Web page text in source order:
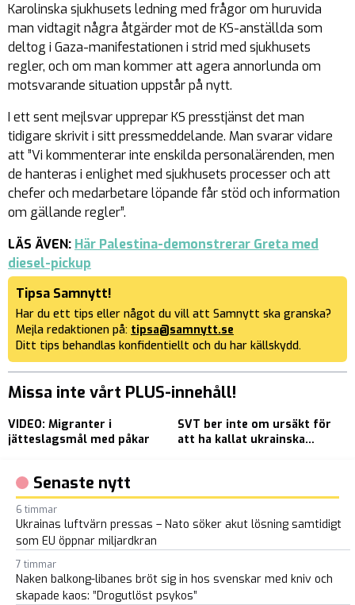
Karolinska sjukhusets ledning med frågor om huruvida
man vidtagit några åtgärder mot de KS-anställda som
deltog i Gaza-manifestationen i strid med sjukhusets
regler, och om man kommer att agera annorlunda om
motsvarande situation uppstår på nytt.
I ett sent mejlsvar upprepar KS presstjänst det man
tidigare skrivit i sitt pressmeddelande. Man svarar vidare
att ”Vi kommenterar inte enskilda personalärenden, men
de hanteras i enlighet med sjukhusets processer och att
chefer och medarbetare löpande får stöd och information
om gällande regler”.
LÄS ÄVEN: Här Palestina-demonstrerar Greta med
diesel-pickup
Tipsa Samnytt!
Har du ett tips eller något du vill att Samnytt ska granska?
Mejla redaktionen på: tipsa@samnytt.se
Ditt tips behandlas konfidentiellt och du har källskydd.
Missa inte vårt PLUS-innehåll!
VIDEO: Migranter i
jätteslagsmål med påkar
SVT ber inte om ursäkt för
att ha kallat ukrainska
Senaste nytt
6 timmar
Ukrainas luftvärn pressas – Nato söker akut lösning samtidigt
som EU öppnar miljardkran
7 timmar
Naken balkong-libanes bröt sig in hos svenskar med kniv och
skapade kaos: ”Drogutlöst psykos”